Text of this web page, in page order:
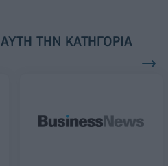
ΤΗΝ ΚΑΤΗΓΟΡΊΑ